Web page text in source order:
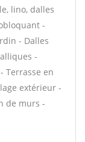
lino, dalles
-
- Dalles
-
Terrasse en
extérieur -
de murs -